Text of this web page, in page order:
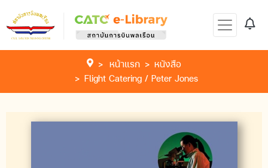
หน้าแรก
หนังสือ
Flight Catering / Peter Jones